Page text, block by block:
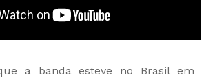
a banda esteve no Brasil em